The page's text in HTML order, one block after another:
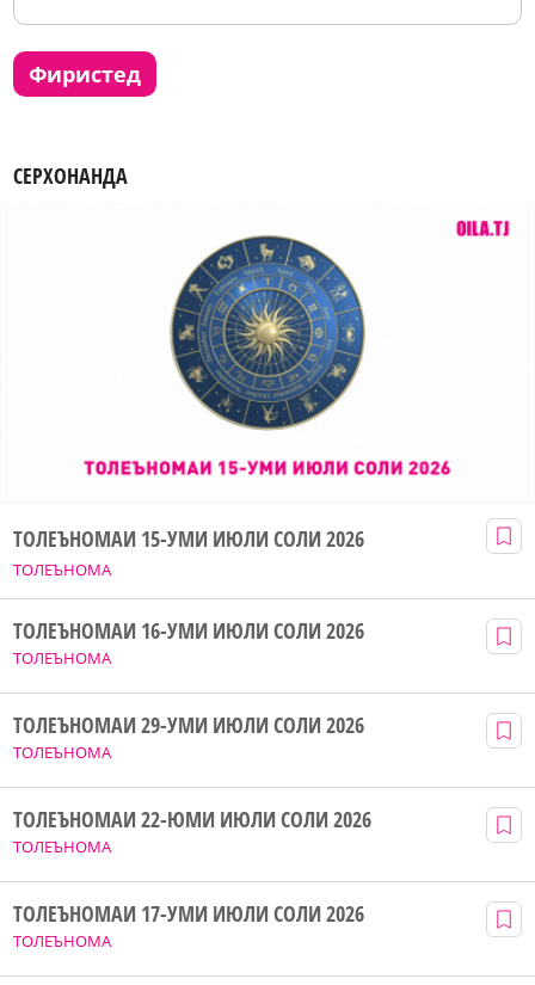
фиристед
СЕРХОНАНДА
ТОЛЕЪНОМА
ТОЛЕЪНОМАИ 15-УМИ ИЮЛИ СОЛИ 2026
ТОЛЕЪНОМА
ТОЛЕЪНОМАИ 16-УМИ ИЮЛИ СОЛИ 2026
ТОЛЕЪНОМА
ТОЛЕЪНОМАИ 29-УМИ ИЮЛИ СОЛИ 2026
ТОЛЕЪНОМА
ТОЛЕЪНОМАИ 22-ЮМИ ИЮЛИ СОЛИ 2026
ТОЛЕЪНОМА
ТОЛЕЪНОМАИ 17-УМИ ИЮЛИ СОЛИ 2026